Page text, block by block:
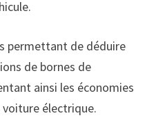
permettant de déduire
de bornes de
ainsi les économies
électrique.